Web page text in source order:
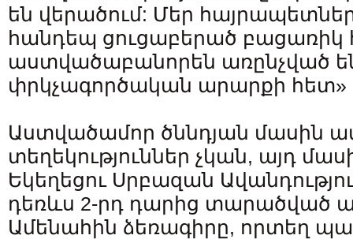
են վերածում: Մեր
հանդեպ ցուցաբերած բացառիկ
աստվածաբանորեն առընչված
փրկչագործական արարքի հետ»
Աստվածամոր ծննդյան մասին
տեղեկություններ չկան, այդ
Եկեղեցու Սրբազան
դեռևս 2-րդ դարից տարածված
Ամենահին ձեռագիրը, որտեղ